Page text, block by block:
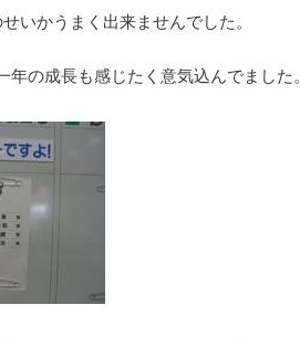
いかうまく出来ませんでした。
年の成長も感じたく意気込んでました。